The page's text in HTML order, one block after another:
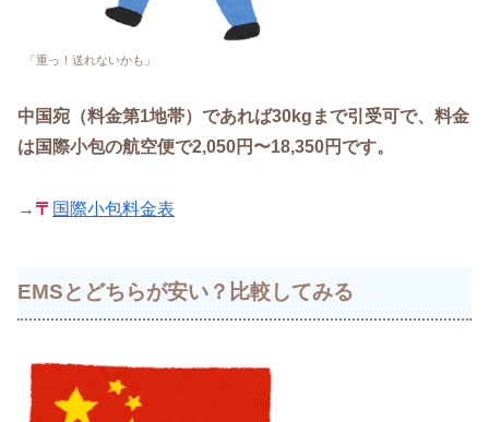
「重っ！送れないかも」
中国宛（料金第1地帯）であれば30kgまで引受可で、料金
は国際小包の航空便で2,050円〜18,350円です。
→ 〒 国際小包料金表
EMSとどちらが安い？比較してみる